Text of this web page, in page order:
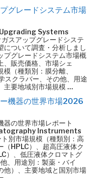
グレードシステム市場
Systems
スアップグレードシステ
について調査・分析しまし
プグレードシステム市場概
、販売価格、市場シェ
（種類別：膜分離、
スクラバー、その他、用途
主要地域別市場規模 …
機器の世界市場2026
器の世界市場レポート
Instruments
別市場規模（種類別：高
（HPLC）、超高圧液体ク
）、低圧液体クロマトグ
、用途別：製薬・バイ
他）、主要地域と国別市場